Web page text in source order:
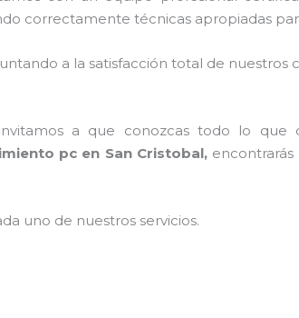
correctamente técnicas apropiadas
a la satisfacción total de nuestros
a que conozcas todo lo que
pc en San Cristobal,
uno de nuestros servicios.